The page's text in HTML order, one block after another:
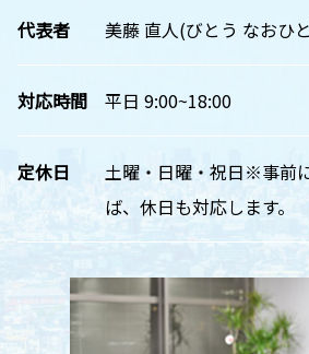
代表者 美藤 直人(びとう なおひ
対応時間 平日 9:00~18:00
定休日
土曜・日曜・祝日※事前
ば、休日も対応します。